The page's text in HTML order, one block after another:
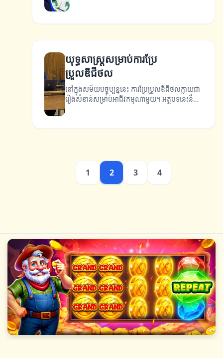
យុទ្ធសាស្ត្រសម្រាប់ការប្រែ
ប្រួលឌីជីថល
នៅក្នុងសម័យបច្ចុប្បន្ននេះ ការប្រែប្រួលឌីជីថលក្លាយជា
រឿងសំខាន់សម្រាប់អាជីវកម្មណាមួយ។ អត្ថបទនេះនឹង
1 2 3 4